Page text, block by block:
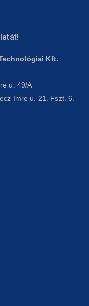
Kft.
u. 49/A
Imre u. 21. Fszt. 6.